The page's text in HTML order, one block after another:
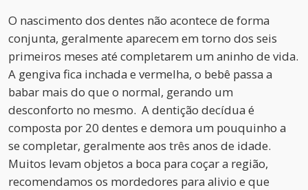
O nascimento dos dentes não acontece de forma
conjunta, geralmente aparecem em torno dos seis
primeiros meses até completarem um aninho de vida.
A gengiva fica inchada e vermelha, o bebê passa a
babar mais do que o normal, gerando um
desconforto no mesmo. A dentição decídua é
composta por 20 dentes e demora um pouquinho a
se completar, geralmente aos três anos de idade.
Muitos levam objetos a boca para coçar a região,
recomendamos os mordedores para alivio e que